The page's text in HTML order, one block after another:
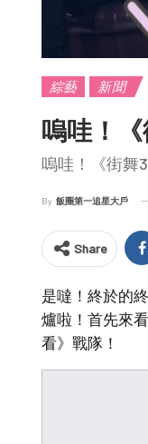
綜藝 新聞
嗚哇！《
嗚哇！《街舞
By 飯圈第一追星大戶
Share
是噠！終於的
爐啦！首先來
看》戰隊！